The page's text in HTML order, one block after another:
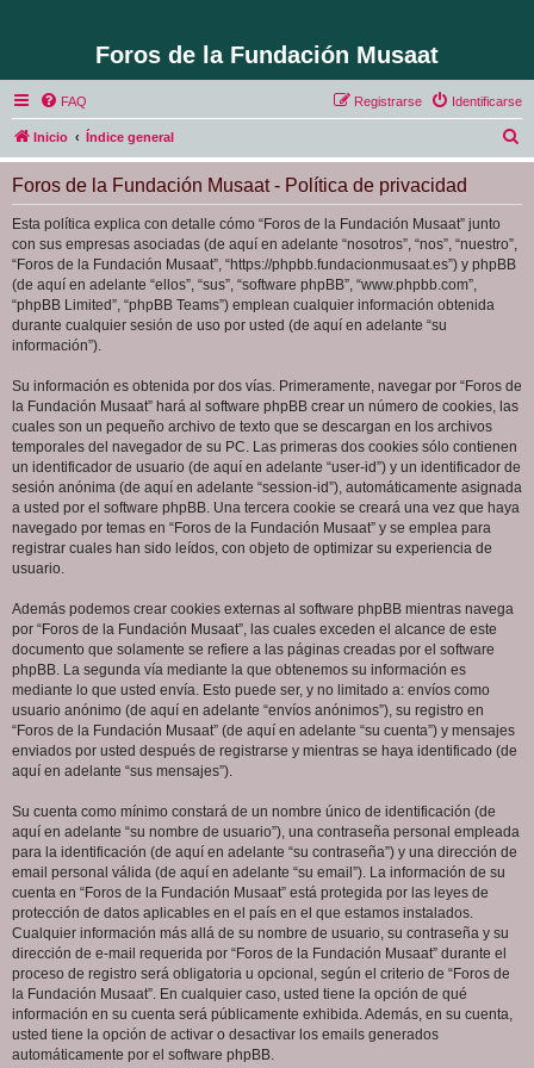
Foros de la Fundación Musaat
FAQ Identificarse
Registrarse
Inicio Índice general
u
Foros de la Fundación Musaat - Política de privacidad
Esta política explica con detalle cómo “Foros de la Fundación Musaat” junto
con sus empresas asociadas (de aquí en adelante “nosotros”, “nos”, “nuestro”,
“Foros de la Fundación Musaat”, “https://phpbb.fundacionmusaat.es”) y phpBB
(de aquí en adelante “ellos”, “sus”, “software phpBB”, “www.phpbb.com”,
“phpBB Limited”, “phpBB Teams”) emplean cualquier información obtenida
durante cualquier sesión de uso por usted (de aquí en adelante “su
información”).
Su información es obtenida por dos vías. Primeramente, navegar por “Foros de
la Fundación Musaat” hará al software phpBB crear un número de cookies, las
cuales son un pequeño archivo de texto que se descargan en los archivos
temporales del navegador de su PC. Las primeras dos cookies sólo contienen
un identificador de usuario (de aquí en adelante “user-id”) y un identificador de
sesión anónima (de aquí en adelante “session-id”), automáticamente asignada
a usted por el software phpBB. Una tercera cookie se creará una vez que haya
navegado por temas en “Foros de la Fundación Musaat” y se emplea para
registrar cuales han sido leídos, con objeto de optimizar su experiencia de
usuario.
Además podemos crear cookies externas al software phpBB mientras navega
por “Foros de la Fundación Musaat”, las cuales exceden el alcance de este
documento que solamente se refiere a las páginas creadas por el software
phpBB. La segunda vía mediante la que obtenemos su información es
mediante lo que usted envía. Esto puede ser, y no limitado a: envíos como
usuario anónimo (de aquí en adelante “envíos anónimos”), su registro en
“Foros de la Fundación Musaat” (de aquí en adelante “su cuenta”) y mensajes
enviados por usted después de registrarse y mientras se haya identificado (de
aquí en adelante “sus mensajes”).
Su cuenta como mínimo constará de un nombre único de identificación (de
aquí en adelante “su nombre de usuario”), una contraseña personal empleada
para la identificación (de aquí en adelante “su contraseña”) y una dirección de
email personal válida (de aquí en adelante “su email”). La información de su
cuenta en “Foros de la Fundación Musaat” está protegida por las leyes de
protección de datos aplicables en el país en el que estamos instalados.
Cualquier información más allá de su nombre de usuario, su contraseña y su
dirección de e-mail requerida por “Foros de la Fundación Musaat” durante el
proceso de registro será obligatoria u opcional, según el criterio de “Foros de
la Fundación Musaat”. En cualquier caso, usted tiene la opción de qué
información en su cuenta será públicamente exhibida. Además, en su cuenta,
usted tiene la opción de activar o desactivar los emails generados
automáticamente por el software phpBB.